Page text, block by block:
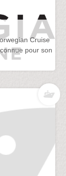
Cruise
pour son